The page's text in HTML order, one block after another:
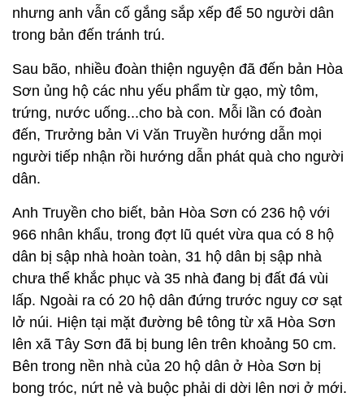
nhưng anh vẫn cố gắng sắp xếp để 50 người dân
trong bản đến tránh trú.
Sau bão, nhiều đoàn thiện nguyện đã đến bản Hòa
Sơn ủng hộ các nhu yếu phẩm từ gạo, mỳ tôm,
trứng, nước uống...cho bà con. Mỗi lần có đoàn
đến, Trưởng bản Vi Văn Truyền hướng dẫn mọi
người tiếp nhận rồi hướng dẫn phát quà cho người
dân.
Anh Truyền cho biết, bản Hòa Sơn có 236 hộ với
966 nhân khẩu, trong đợt lũ quét vừa qua có 8 hộ
dân bị sập nhà hoàn toàn, 31 hộ dân bị sập nhà
chưa thể khắc phục và 35 nhà đang bị đất đá vùi
lấp. Ngoài ra có 20 hộ dân đứng trước nguy cơ sạt
lở núi. Hiện tại mặt đường bê tông từ xã Hòa Sơn
lên xã Tây Sơn đã bị bung lên trên khoảng 50 cm.
Bên trong nền nhà của 20 hộ dân ở Hòa Sơn bị
bong tróc, nứt nẻ và buộc phải di dời lên nơi ở mới.